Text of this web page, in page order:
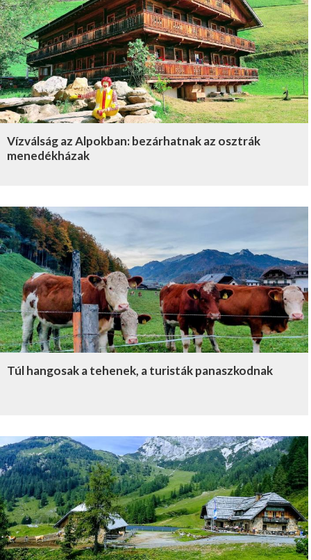
Vízválság az Alpokban: bezárhatnak az osztrák
menedékházak
Túl hangosak a tehenek, a turisták panaszkodnak